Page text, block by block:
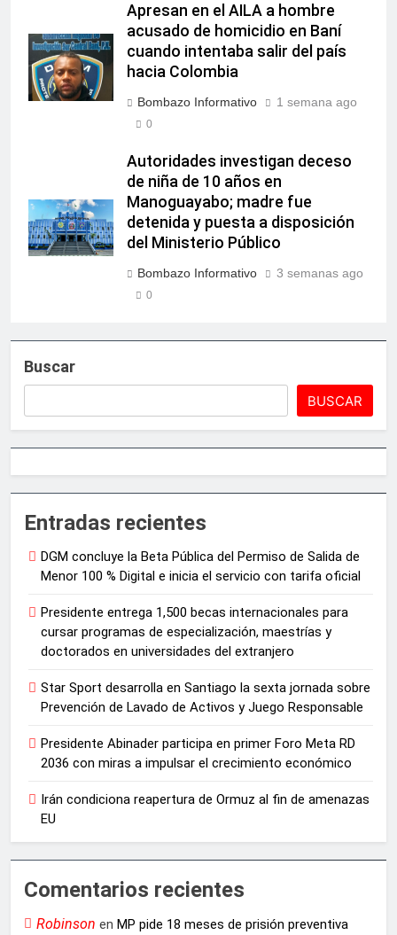
Apresan en el AILA a hombre
acusado de homicidio en Baní
cuando intentaba salir del país
hacia Colombia
Bombazo Informativo 1 semana ago
0
Autoridades investigan deceso
de niña de 10 años en
Manoguayabo; madre fue
detenida y puesta a disposición
del Ministerio Público
Bombazo Informativo 3 semanas ago
0
Buscar
BUSCAR
Entradas recientes
DGM concluye la Beta Pública del Permiso de Salida de
Menor 100 % Digital e inicia el servicio con tarifa oficial
Presidente entrega 1,500 becas internacionales para
cursar programas de especialización, maestrías y
doctorados en universidades del extranjero
Star Sport desarrolla en Santiago la sexta jornada sobre
Prevención de Lavado de Activos y Juego Responsable
Presidente Abinader participa en primer Foro Meta RD
2036 con miras a impulsar el crecimiento económico
Irán condiciona reapertura de Ormuz al fin de amenazas
EU
Comentarios recientes
Robinson en MP pide 18 meses de prisión preventiva